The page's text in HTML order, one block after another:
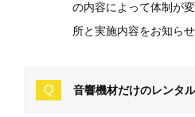
の内容によって体制が
所と実施内容をお知らせ
音響機材だけのレンタ